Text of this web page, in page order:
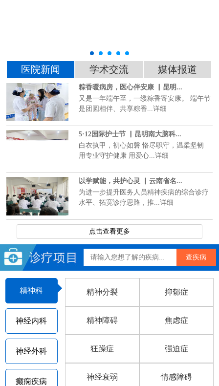
医院新闻 学术交流 媒体报道
粽香暖病房，医心伴安康 ▏昆明...
又是一年端午至，一缕粽香寄安康。 端午节
是团圆相伴、共享粽香...详细
5·12国际护士节 ▏昆明南大脑科...
白衣执甲，初心如磐 恪尽职守，温柔坚韧
用专业守护健康 用爱心...详细
以学赋能，共护心灵 ▏云南省名...
为进一步提升医务人员精神疾病的综合诊疗
水平、拓宽诊疗思路，推...详细
点击查看更多
精神科
神经内科
神经外科
癫痫疾病
精神分裂 抑郁症
精神障碍 焦虑症
狂躁症 强迫症
神经衰弱 情感障碍